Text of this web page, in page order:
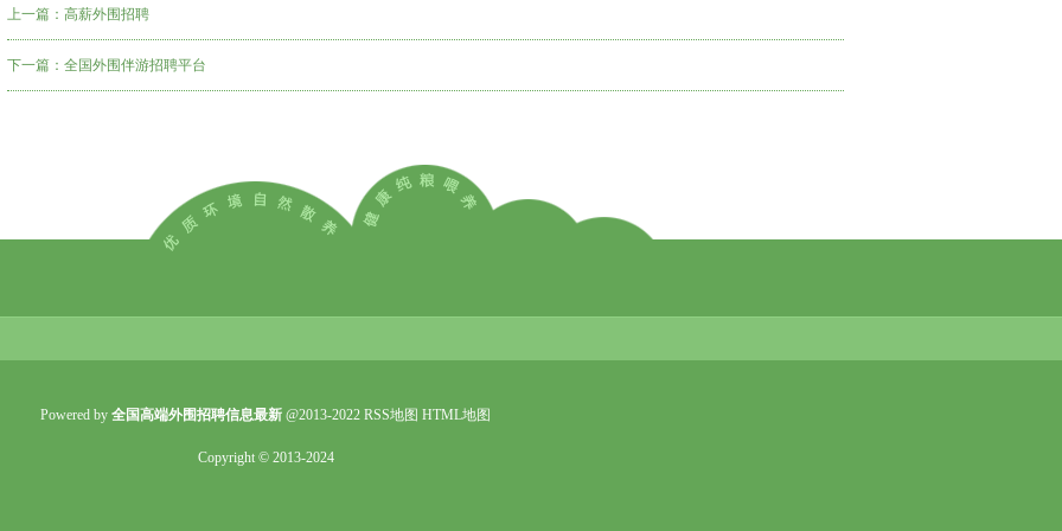
上一篇： 高薪外围招聘
下一篇： 全国外围伴游招聘平台
Powered by 全国高端外围招聘信息最新 @2013-2022 RSS地图 HTML地图
Copyright © 2013-2024